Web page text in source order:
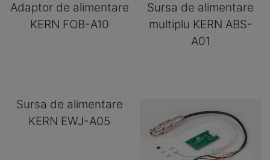
Adaptor de alimentare
KERN FOB-A10
Sursa de alimentare
multiplu KERN ABS-
A01
Sursa de alimentare
KERN EWJ-A05